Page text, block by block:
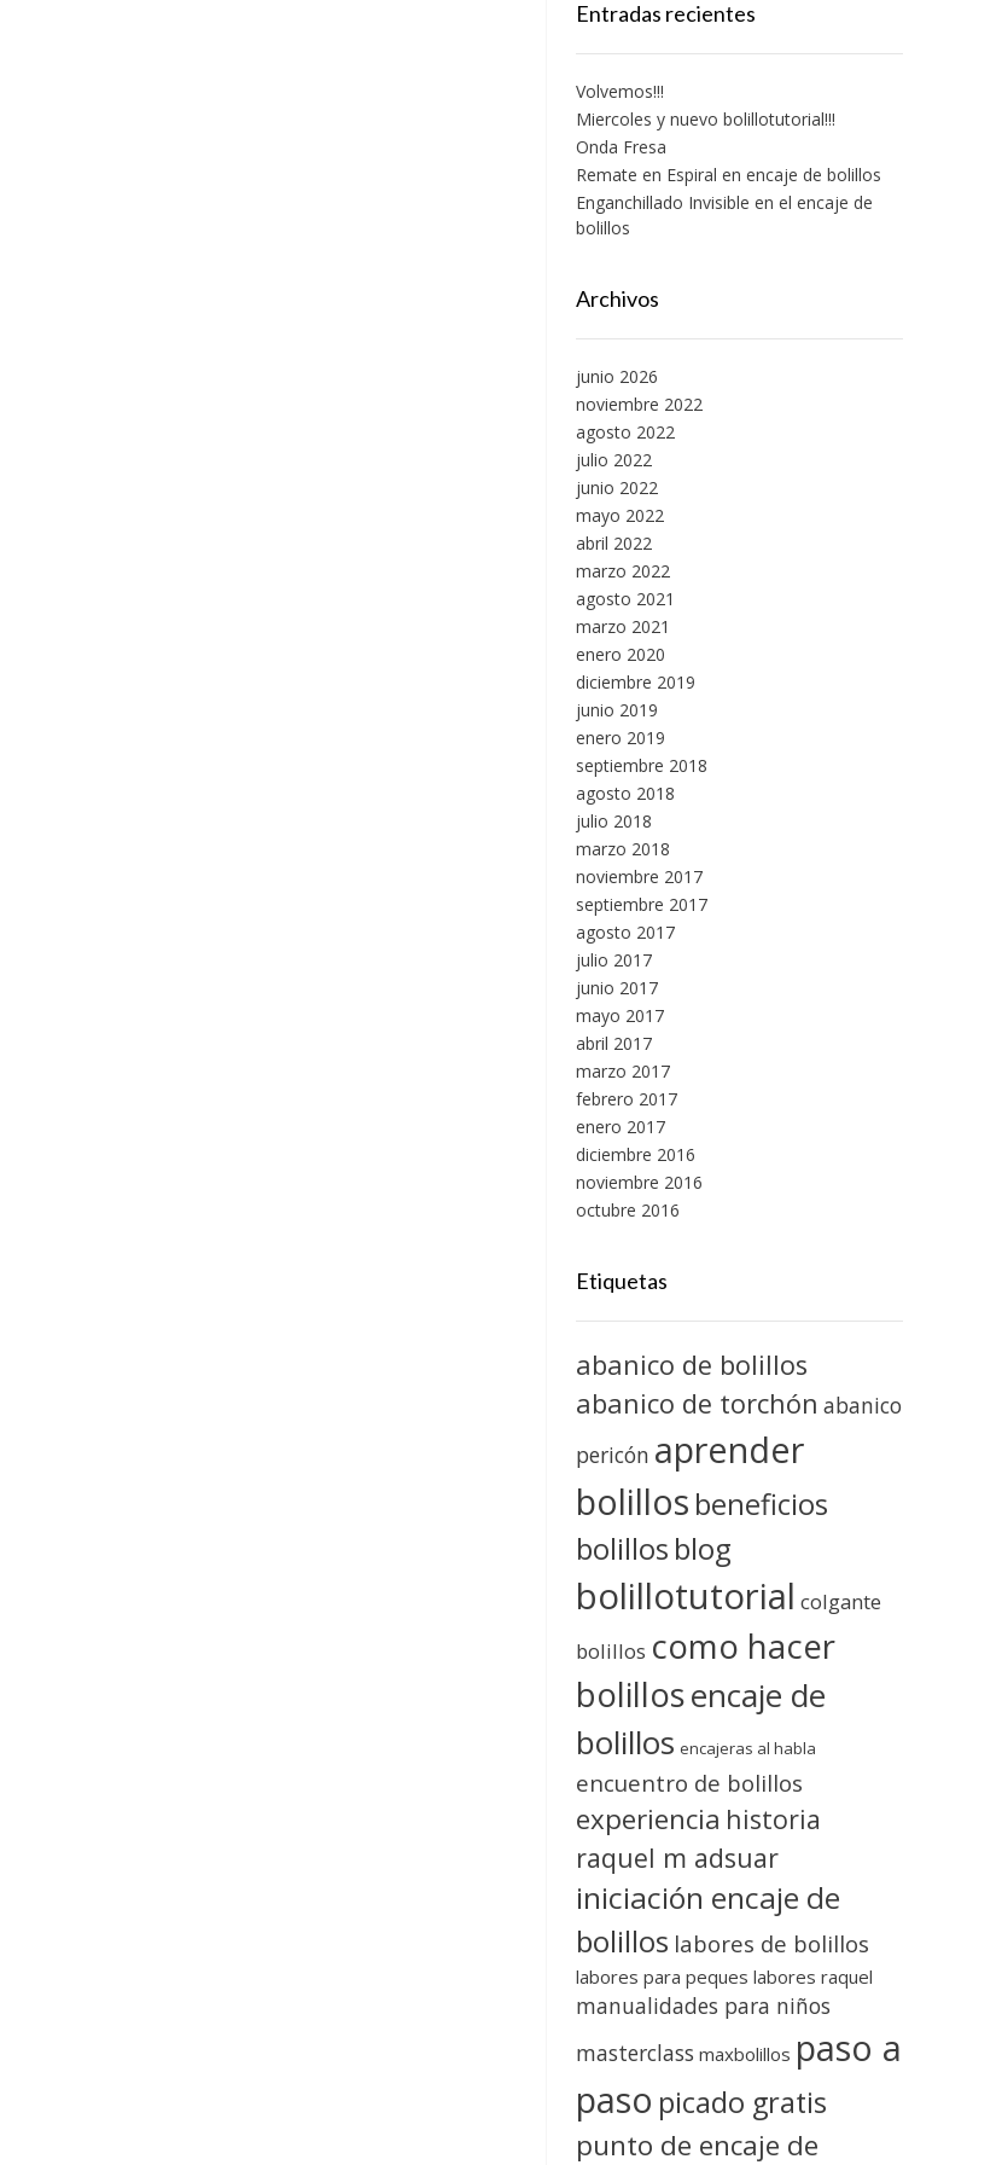
Entradas recientes
Volvemos!!!
Miercoles y nuevo bolillotutorial!!!
Onda Fresa
Remate en Espiral en encaje de bolillos
Enganchillado Invisible en el encaje de
bolillos
Archivos
junio 2026
noviembre 2022
agosto 2022
julio 2022
junio 2022
mayo 2022
abril 2022
marzo 2022
agosto 2021
marzo 2021
enero 2020
diciembre 2019
junio 2019
enero 2019
septiembre 2018
agosto 2018
julio 2018
marzo 2018
noviembre 2017
septiembre 2017
agosto 2017
julio 2017
junio 2017
mayo 2017
abril 2017
marzo 2017
febrero 2017
enero 2017
diciembre 2016
noviembre 2016
octubre 2016
Etiquetas
abanico de bolillos
abanico de torchón abanico
pericón aprender
bolillos beneficios
bolillos blog
bolillotutorial colgante
bolillos como hacer
bolillosencaje de
bolillos encajeras al habla
encuentro de bolillos
experiencia historia
raquel m adsuar
iniciación encaje de
bolillos labores de bolillos
labores para peques labores raquel
manualidades para niños
masterclass maxbolillos paso a
paso picado gratis
punto de encaje de